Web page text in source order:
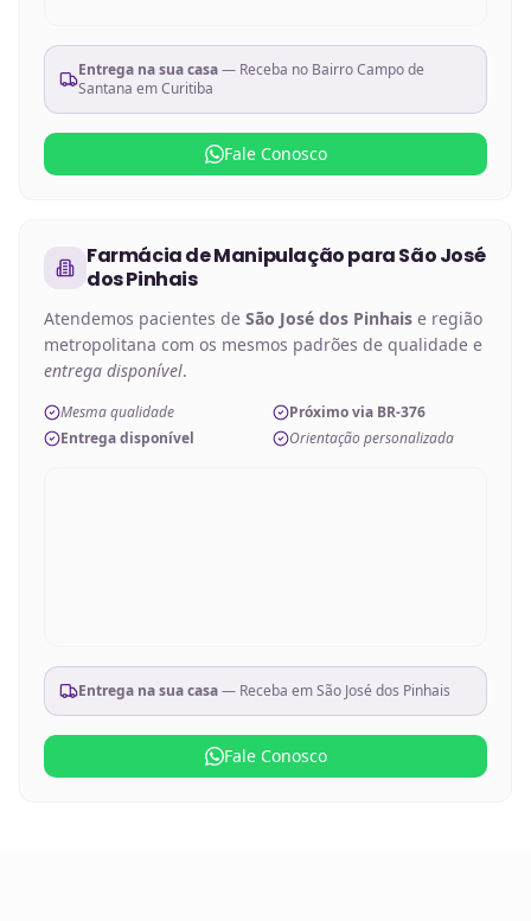
Entrega na sua casa— Receba no Bairro Campo de
Santana em Curitiba
Fale Conosco
Farmácia de ManipulaçãoparaSão José
dos Pinhais
Atendemos pacientes de São José dos Pinhais e região
metropolitana com os mesmos padrões de qualidade e
entrega disponível.
Mesma qualidade
Próximo via BR-376
Entrega disponível
Orientação personalizada
Entrega na sua casa— Receba emSão José dos Pinhais
Fale Conosco